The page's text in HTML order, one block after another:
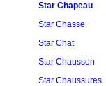
Star Chapeau
Star Chasse
Star Chat
Star Chausson
Star Chaussures